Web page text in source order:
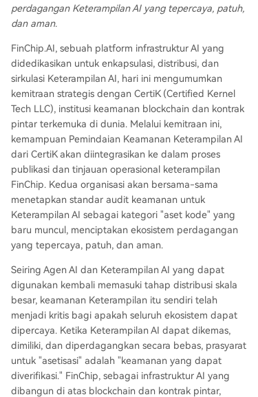
perdagangan Keterampilan AI yang tepercaya, patuh,
dan aman.
FinChip.AI, sebuah platform infrastruktur AI yang
didedikasikan untuk enkapsulasi, distribusi, dan
sirkulasi Keterampilan AI, hari ini mengumumkan
kemitraan strategis dengan CertiK (Certified Kernel
Tech LLC), institusi keamanan blockchain dan kontrak
pintar terkemuka di dunia. Melalui kemitraan ini,
kemampuan Pemindaian Keamanan Keterampilan AI
dari CertiK akan diintegrasikan ke dalam proses
publikasi dan tinjauan operasional keterampilan
FinChip. Kedua organisasi akan bersama-sama
menetapkan standar audit keamanan untuk
Keterampilan AI sebagai kategori "aset kode" yang
baru muncul, menciptakan ekosistem perdagangan
yang tepercaya, patuh, dan aman.
Seiring Agen AI dan Keterampilan AI yang dapat
digunakan kembali memasuki tahap distribusi skala
besar, keamanan Keterampilan itu sendiri telah
menjadi kritis bagi apakah seluruh ekosistem dapat
dipercaya. Ketika Keterampilan AI dapat dikemas,
dimiliki, dan diperdagangkan secara bebas, prasyarat
untuk "asetisasi" adalah "keamanan yang dapat
diverifikasi." FinChip, sebagai infrastruktur AI yang
dibangun di atas blockchain dan kontrak pintar,